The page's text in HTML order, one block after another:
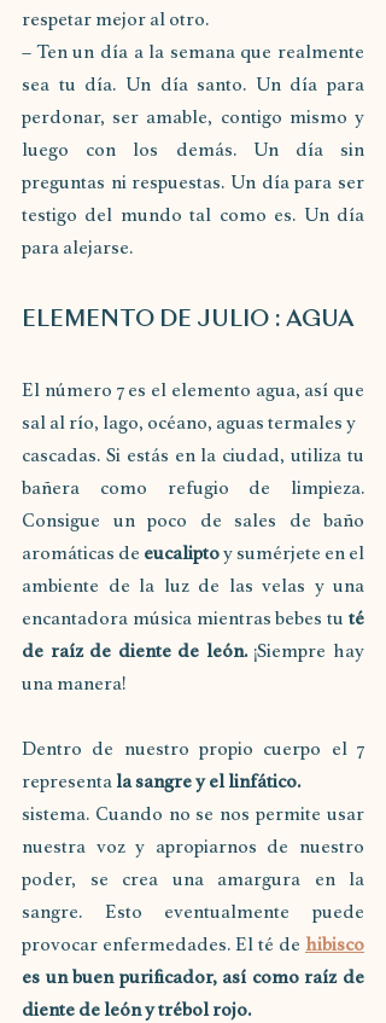
respetar mejor al otro.
– Ten un día a la semana que realmente
sea tu día. Un día santo. Un día para
perdonar, ser amable, contigo mismo y
luego con los demás. Un día sin
preguntas ni respuestas. Un día para ser
testigo del mundo tal como es. Un día
para alejarse.
ELEMENTO DE JULIO : AGUA
El número 7 es el elemento agua, así que
sal al río, lago, océano, aguas termales y
cascadas. Si estás en la ciudad, utiliza tu
bañera como refugio de limpieza.
Consigue un poco de sales de baño
aromáticas de eucalipto y sumérjete en el
ambiente de la luz de las velas y una
encantadora música mientras bebes tu té
de raíz de diente de león. ¡Siempre hay
una manera!
Dentro de nuestro propio cuerpo el 7
representa la sangre y el linfático.
sistema. Cuando no se nos permite usar
nuestra voz y apropiarnos de nuestro
poder, se crea una amargura en la
sangre. Esto eventualmente puede
provocar enfermedades. El té de hibisco
es un buen purificador, así como raíz de
diente de león y trébol rojo.